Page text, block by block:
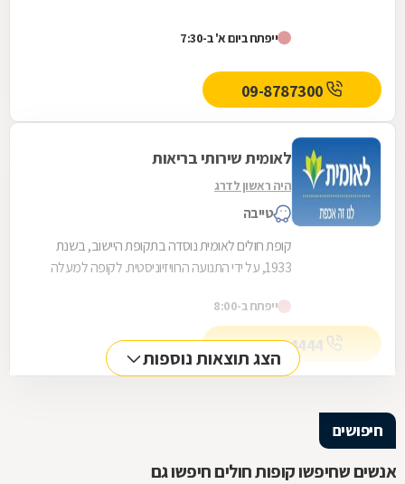
ייפתח ביום א' ב-7:30
09-8787300
לאומית שירותי בריאות
היה ראשון לדרג
טייבה
קופת חולים לאומית נוסדה בתקופת היישוב, בשנת
1933, על ידי התנועה הרוויזיוניסטית. לקופה למעלה
אחת...ייפתח ב-8:00
הצג תוצאות נוספות
חיפושים
אנשים שחיפשו קופות חולים חיפשו גם